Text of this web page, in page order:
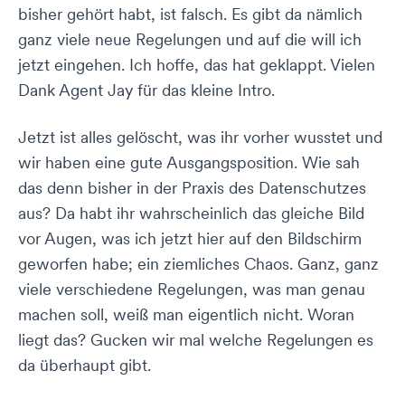
bisher gehört habt, ist falsch. Es gibt da nämlich
ganz viele neue Regelungen und auf die will ich
jetzt eingehen. Ich hoffe, das hat geklappt. Vielen
Dank Agent Jay für das kleine Intro.
Jetzt ist alles gelöscht, was ihr vorher wusstet und
wir haben eine gute Ausgangsposition. Wie sah
das denn bisher in der Praxis des Datenschutzes
aus? Da habt ihr wahrscheinlich das gleiche Bild
vor Augen, was ich jetzt hier auf den Bildschirm
geworfen habe; ein ziemliches Chaos. Ganz, ganz
viele verschiedene Regelungen, was man genau
machen soll, weiß man eigentlich nicht. Woran
liegt das? Gucken wir mal welche Regelungen es
da überhaupt gibt.